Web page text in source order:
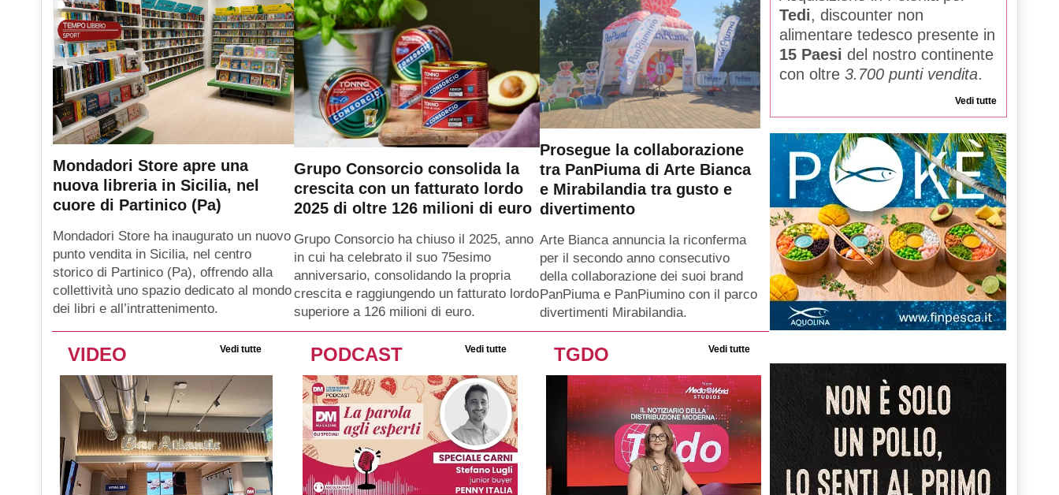
Mondadori Store apre una
nuova libreria in Sicilia, nel
cuore di Partinico (Pa)
Mondadori Store ha inaugurato un nuovo
punto vendita in Sicilia, nel centro
storico di Partinico (Pa), offrendo alla
collettività uno spazio dedicato al mondo
dei libri e all’intrattenimento.
Grupo Consorcio consolida la
crescita con un fatturato lordo
2025 di oltre 126 milioni di euro
Grupo Consorcio ha chiuso il 2025, anno
in cui ha celebrato il suo 75esimo
anniversario, consolidando la propria
crescita e raggiungendo un fatturato lordo
superiore a 126 milioni di euro.
Prosegue la collaborazione
tra PanPiuma di Arte Bianca
e Mirabilandia tra gusto e
divertimento
Arte Bianca annuncia la riconferma
per il secondo anno consecutivo
della collaborazione dei suoi brand
PanPiuma e PanPiumino con il parco
divertimenti Mirabilandia.
Tedi, discounter non
alimentare tedesco presente in
15 Paesi del nostro continente
con oltre 3.700 punti vendita.
Vedi tutte
VIDEO Vedi tutte PODCAST Vedi tutte TGDO Vedi tutte